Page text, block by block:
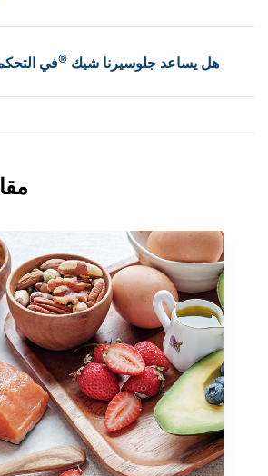
هل يساعد جلوسيرنا شيك®في